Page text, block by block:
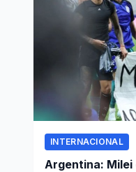
INTERNACIONAL
Argentina: